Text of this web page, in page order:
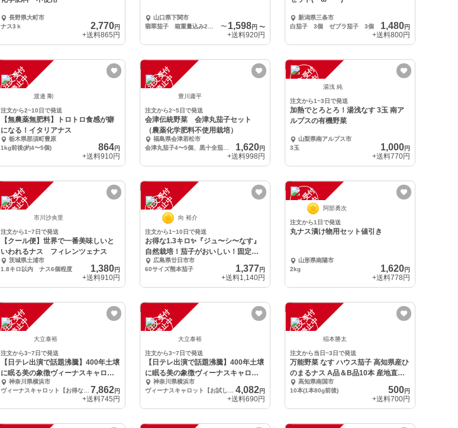
長野県大町市
ナス3ｋ
2,770円
+送料865円
山口県下関市
〜 1,598円〜
+送料920円
新潟県三条市
白茄子 3個 ゼブラ茄子 3個
1,480円
+送料800円
注
文
受
付
停
止
中
渡邊 剛
注文から2~10日で発送
【無農薬無肥料】トロトロ食感が癖
になる！イタリアナス
栃木県那須町豊原
1kg前後(約4〜5個)
864円
+送料910円
注
文
受
付
停
止
中
豊川庸平
注文から2~5日で発送
会津伝統野菜 会津丸茄子セット
（農薬化学肥料不使用栽培）
福島県会津若松市
1,620円
+送料998円
注
文
受
付
停
止
中 湯浅 純
注文から1~3日で発送
加熱でとろとろ！湯浅なす 3玉 南ア
ルプスの有機野菜
山梨県南アルプス市
3玉
1,000円
+送料770円
注
文
受
付
停
止
中
市川沙央里
注文から1~7日で発送
【クール便】世界で一番美味しいと
いわれるナス フィレンツェナス
茨城県土浦市
1.8キロ以内 ナス6個程度
1,380円
+送料910円
注
文
受
付
停
止
中
向 裕介
注文から1~10日で発送
お得な1.3キロ✨『ジュ〜シ〜なす』
自然栽培！茄子がおいしい！固定種
の自然栽培
広島県廿日市市
60サイズ熊本茄子
1,377円
+送料1,140円
注
文
受
付
停
止
中 阿部勇次
注文から1日で発送
丸ナス漬け物用セット値引き
山形県南陽市
2kg
1,620円
+送料778円
注
文
受
付
停
止
中
大立泰裕
注文から3~7日で発送
【日テレ出演で話題沸騰】400年土壌
に眠る美の象徴ヴィーナスキャロッ
ト約2キロ
神奈川県横浜市
ヴィーナスキャロット【お得な大容量約2キロ】
7,862円
+送料745円
注
文
受
付
停
止
中
大立泰裕
注文から3~7日で発送
【日テレ出演で話題沸騰】400年土壌
に眠る美の象徴ヴィーナスキャロッ
ト約１キロ
神奈川県横浜市
4,082円
+送料690円
注
文
受
付
停
止
中
稲本勝太
注文から当日~3日で発送
万能野菜 なす ハウス茄子 高知県産ひ
のまるナス A品＆B品10本 産地直
送！高知県南国市
10本(1本80g前後)
500円
+送料700円